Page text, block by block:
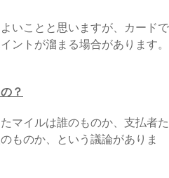
いことと思いますが、カードで
ントが溜まる場合があります。
？
マイルは誰のものか、支払者た
ものか、という議論がありま